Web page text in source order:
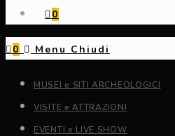
0
0 Menu Chiudi
MUSEI e SITI ARCHEOLOGICI
VISITE e ATTRAZIONI
EVENTI e LIVE SHOW